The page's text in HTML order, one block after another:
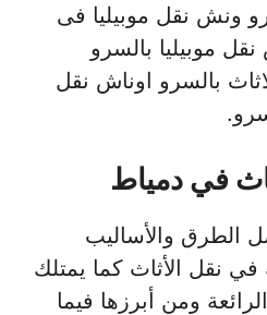
نقل موبيليا فى
موبيليا بالسرو
بالسرو اوناش نقل
في دمياط
الطرق والأساليب
في نقل الأثاث كما يمتلك
ومن أبرزها فيما